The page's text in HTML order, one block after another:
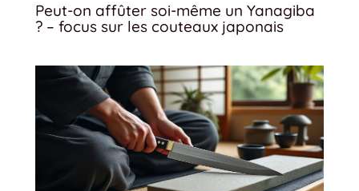
Peut-on affûter soi-même un Yanagiba
? – focus sur les couteaux japonais